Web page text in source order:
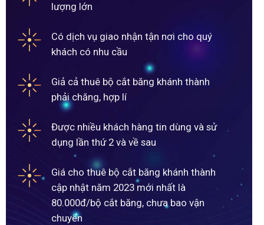
lượng lớn
Có dịch vụ giao nhận tận nơi cho quý
khách có nhu cầu
Giả cả thuê bộ cắt băng khánh thành
phải chăng, hợp lí
Được nhiều khách hàng tin dùng và sử
dụng lần thứ 2 và về sau
Giá cho thuê bộ cắt băng khánh thành
cập nhật năm 2023 mới nhất là
80.000đ/bộ cắt băng, chưa bao vận
chuyển